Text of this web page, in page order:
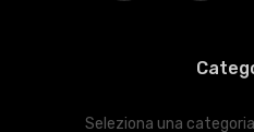
Categories